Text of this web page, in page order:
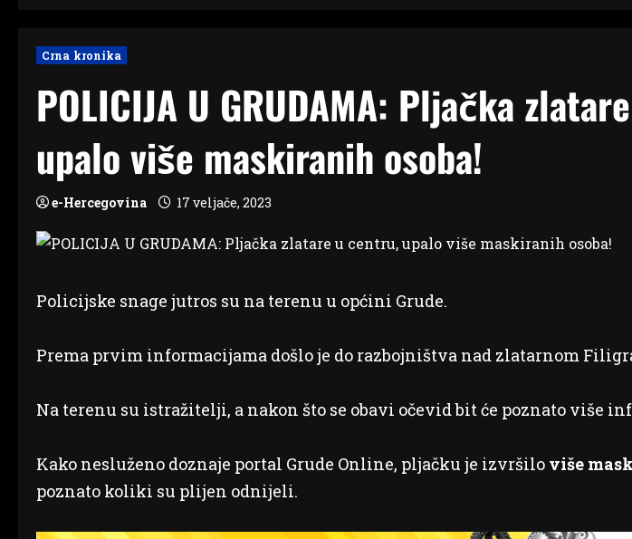
Crna kronika
POLICIJA U GRUDAMA: Pljačka
upalo više maskiranih osoba!
e-Hercegovina 17 veljače, 2023
Policijske snage jutros su na terenu u općini Grude.
Prema prvim informacijama došlo je do razbojništva nad zlatarnom
Na terenu su istražitelji, a nakon što se obavi očevid bit će poznato više
Kako nesluženo doznaje portal Grude Online, pljačku je izvršilo više
poznato koliki su plijen odnijeli.